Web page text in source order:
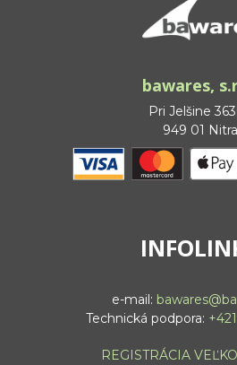
bawares,
Pri Jelšine
949 01 Nitra
e-mail:
Technická podpora:
REGISTRÁCIA